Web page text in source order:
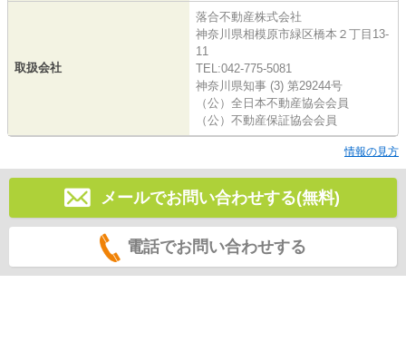
取扱会社
落合不動産株式会社
神奈川県相模原市緑区橋本２丁目13-
11
TEL:042-775-5081
神奈川県知事 (3) 第29244号
（公）全日本不動産協会会員
（公）不動産保証協会会員
情報の見方
メールでお問い合わせする(無料)
電話でお問い合わせする